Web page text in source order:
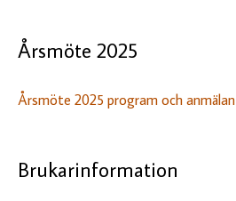
e
t
r
Årsmöte 2025
Årsmöte 2025 program och anmälan
Brukarinformation